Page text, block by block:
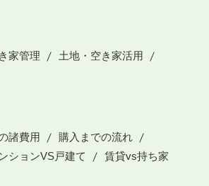
家管理
土地・空き家活用
諸費用
購入までの流れ
ションVS戸建て 賃貸vs持ち家